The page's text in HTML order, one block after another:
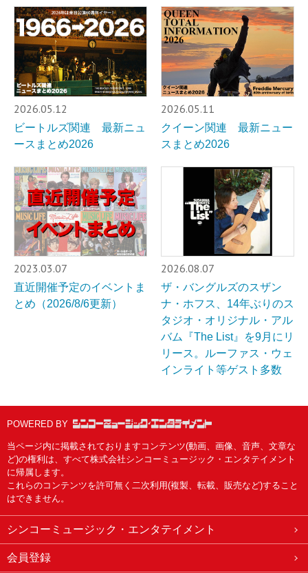
2026.05.12
ビートルズ関連 最新ニュ
ースまとめ2026
2026.05.11
クイーン関連 最新ニュー
スまとめ2026
2023.03.07
直近開催予定のイベントま
とめ（2026/8/6更新）
2026.08.07
ザ・バングルズのスザン
ナ・ホフス、14年ぶりのス
タジオ・オリジナル・アル
バム『The List』を9月にリ
リース。ルーファス・ウェ
インライト等ゲスト多数
POWERED BY
当ページ内に掲載されておりますコンテンツ(動画、画像、音声、文章な
ど)の権利は、すべて株式会社シンコーミュージック・エンタテイメント
に帰属します。
これらのコンテンツを許可無く二次利用(複製、転載、販売など)すること
はできません。
シンコーミュージック・エンタテイメント
会員登録